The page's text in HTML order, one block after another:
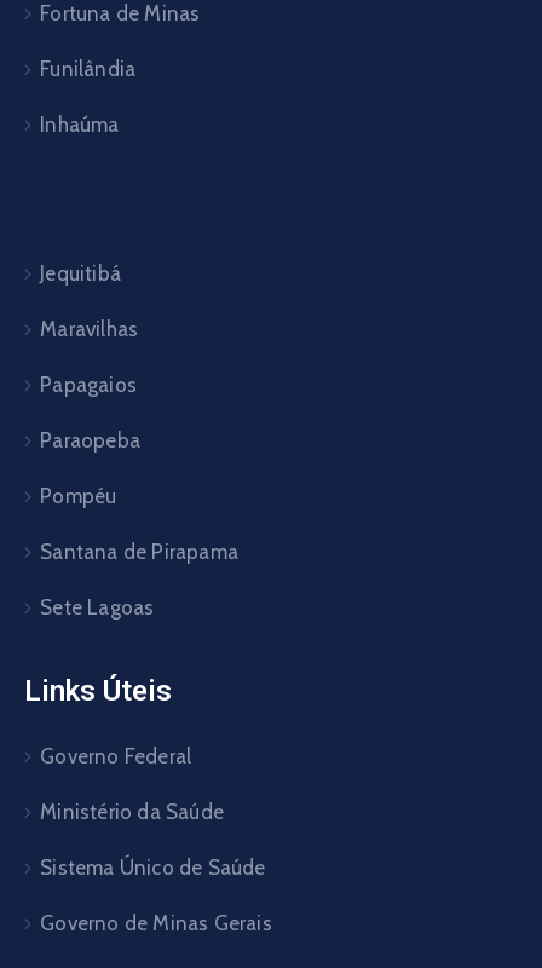
Fortuna de Minas
Funilândia
Inhaúma
Jequitibá
Maravilhas
Papagaios
Paraopeba
Pompéu
Santana de Pirapama
Sete Lagoas
Links Úteis
Governo Federal
Ministério da Saúde
Sistema Único de Saúde
Governo de Minas Gerais